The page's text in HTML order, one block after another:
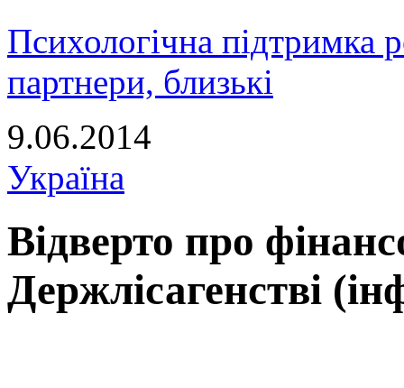
Психологічна підтримка
партнери, близькі
9.06.2014
Україна
Відверто про
Держлісагенстві